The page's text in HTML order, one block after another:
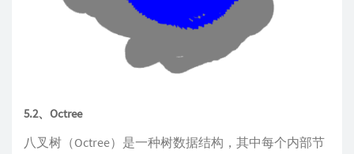
5.2、Octree
八叉树（Octree）是一种树数据结构，其中每个内部节